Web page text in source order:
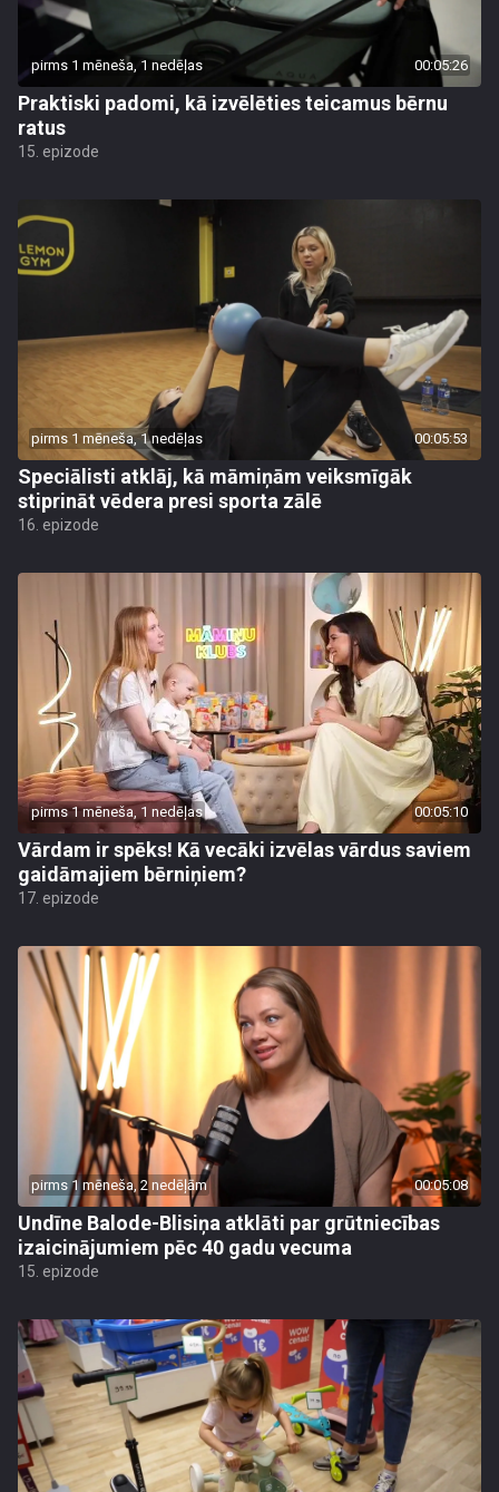
pirms 1 mēneša, 1 nedēļas 00:05:26
Praktiski padomi, kā izvēlēties teicamus bērnu
ratus
15. epizode
pirms 1 mēneša, 1 nedēļas 00:05:53
Speciālisti atklāj, kā māmiņām veiksmīgāk
stiprināt vēdera presi sporta zālē
16. epizode
pirms 1 mēneša, 1 nedēļas 00:05:10
Vārdam ir spēks! Kā vecāki izvēlas vārdus saviem
gaidāmajiem bērniņiem?
17. epizode
pirms 1 mēneša, 2 nedēļām 00:05:08
Undīne Balode-Blisiņa atklāti par grūtniecības
izaicinājumiem pēc 40 gadu vecuma
15. epizode